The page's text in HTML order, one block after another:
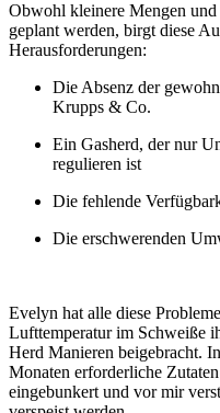
Obwohl kleinere Mengen
geplant werden, birgt diese
Herausforderungen:
Die Absenz der
Krupps & Co.
Ein Gasherd, der nur
regulieren ist
Die fehlende
Die erschwerenden
Evelyn hat alle diese
Lufttemperatur im Schweiße
Herd Manieren beigebracht.
Monaten erforderliche
eingebunkert und vor mir